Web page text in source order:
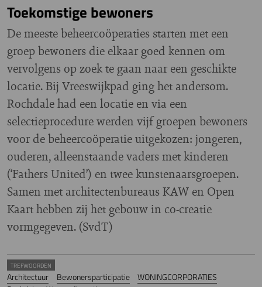
Toekomstige bewoners
De meeste beheercoöperaties starten met een
groep bewoners die elkaar goed kennen om
vervolgens op zoek te gaan naar een geschikte
locatie. Bij Vreeswijkpad ging het andersom.
Rochdale had een locatie en via een
selectieprocedure werden vijf groepen bewoners
voor de beheercoöperatie uitgekozen: jongeren,
ouderen, alleenstaande vaders met kinderen
(‘Fathers United’) en twee kunstenaarsgroepen.
Samen met architectenbureaus KAW en Open
Kaart hebben zij het gebouw in co-creatie
vormgegeven. (SvdT)
TREFWOORDEN
Architectuur Bewonersparticipatie
WONINGCORPORATIES